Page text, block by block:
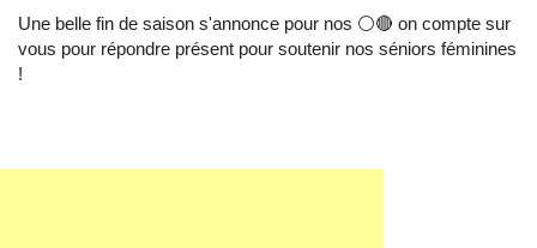
Une belle fin de saison s'annonce pour nos ⚪️🔴 on compte sur
vous pour répondre présent pour soutenir nos séniors féminines
!